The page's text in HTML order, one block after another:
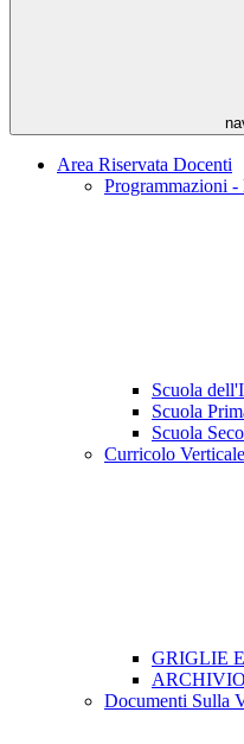
Area Riservata Docenti
Programmazioni
Scuola
Scuola
Scuola
Curricolo Verticale
GRIGLIE
Documenti Sulla